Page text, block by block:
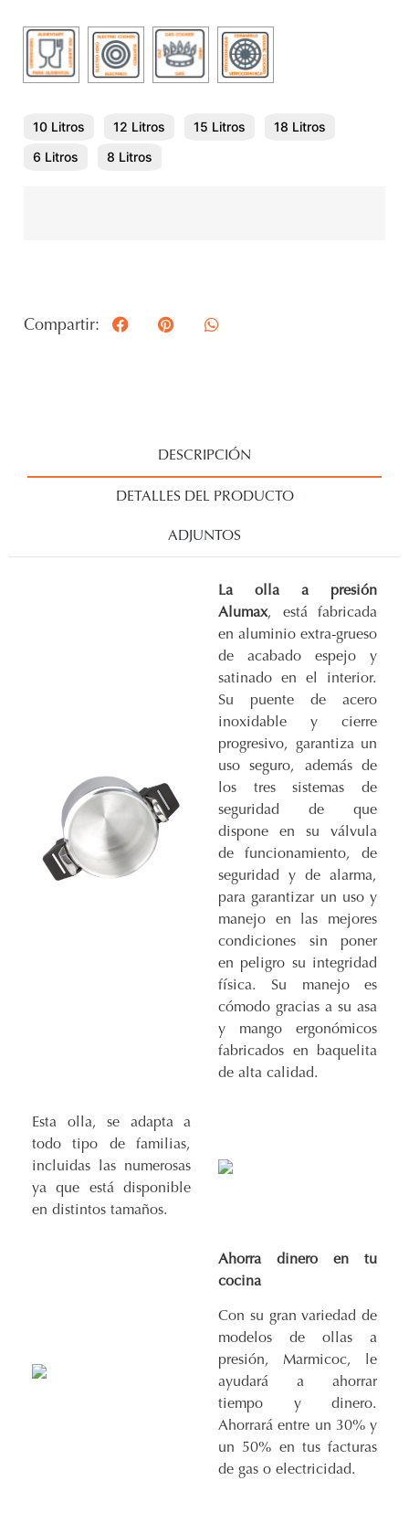
10 Litros 12 Litros 15 Litros
18 Litros
6 Litros
8 Litros
Compartir:
DESCRIPCIÓN
DETALLES DEL PRODUCTO
ADJUNTOS
La olla a presión
Alumax, está fabricada
en aluminio extra-grueso
de acabado espejo y
satinado en el interior.
Su puente de acero
inoxidable y cierre
progresivo, garantiza un
uso seguro, además de
los tres sistemas de
seguridad de que
dispone en su válvula
de funcionamiento, de
seguridad y de alarma,
para garantizar un uso y
manejo en las mejores
condiciones sin poner
en peligro su integridad
física. Su manejo es
cómodo gracias a su asa
y mango ergonómicos
fabricados en baquelita
de alta calidad.
Esta olla, se adapta a
todo tipo de familias,
incluidas las numerosas
ya que está disponible
en distintos tamaños.
Ahorra dinero en tu
cocina
Con su gran variedad de
modelos de ollas a
presión, Marmicoc, le
ayudará a ahorrar
tiempo y dinero.
Ahorrará entre un 30% y
un 50% en tus facturas
de gas o electricidad.